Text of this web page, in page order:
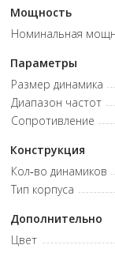
Частотный
Номинальная
высоких частот
(Low Pass): 50 - 250 Гц
Мощность
Номинальная
Параметры
Размер динамика
Диапазон частот
Сопротивление
Конструкция
Кол-во динамиков
Тип корпуса
Дополнительно
Цвет